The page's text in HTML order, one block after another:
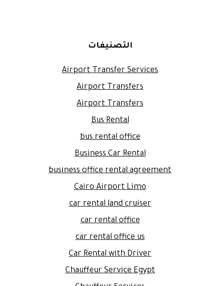
التصنيفات
Airport Transfer Services
Airport Transfers
Airport Transfers
Bus Rental
bus rental office
Business Car Rental
business office rental agreement
Cairo Airport Limo
car rental land cruiser
car rental office
car rental office us
Car Rental with Driver
Chauffeur Service Egypt